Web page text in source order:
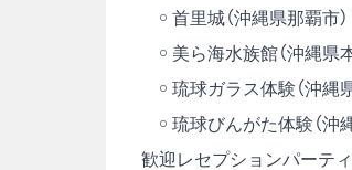
￮ 首里城（沖縄県那覇市）
￮ 美ら海水族館（沖縄県
￮ 琉球ガラス体験（沖縄
￮ 琉球びんがた体験（沖
歓迎レセプションパーテ